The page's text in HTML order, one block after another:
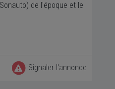
de l'époque et le
Signaler l'annonce